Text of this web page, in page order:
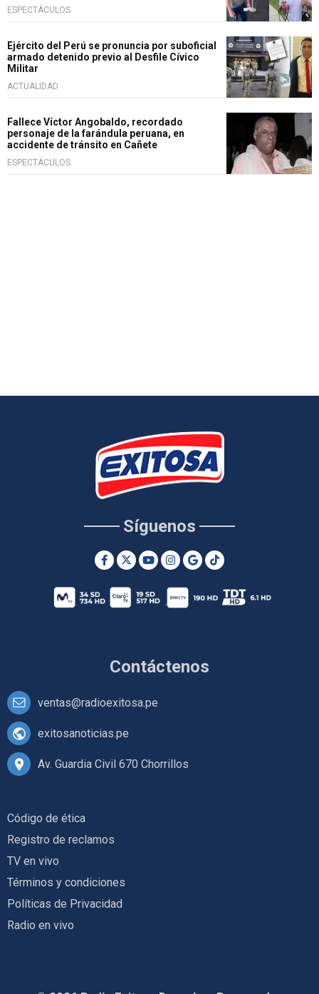
ESPECTÁCULOS
Ejército del Perú se pronuncia por suboficial
armado detenido previo al Desfile Cívico
Militar
ACTUALIDAD
Fallece Víctor Angobaldo, recordado
personaje de la farándula peruana, en
accidente de tránsito en Cañete
ESPECTÁCULOS
Contáctenos
ventas@radioexitosa.pe
exitosanoticias.pe
Av. Guardia Civil 670 Chorrillos
Síguenos
Código de ética
Registro de reclamos
TV en vivo
Términos y condiciones
Políticas de Privacidad
Radio en vivo